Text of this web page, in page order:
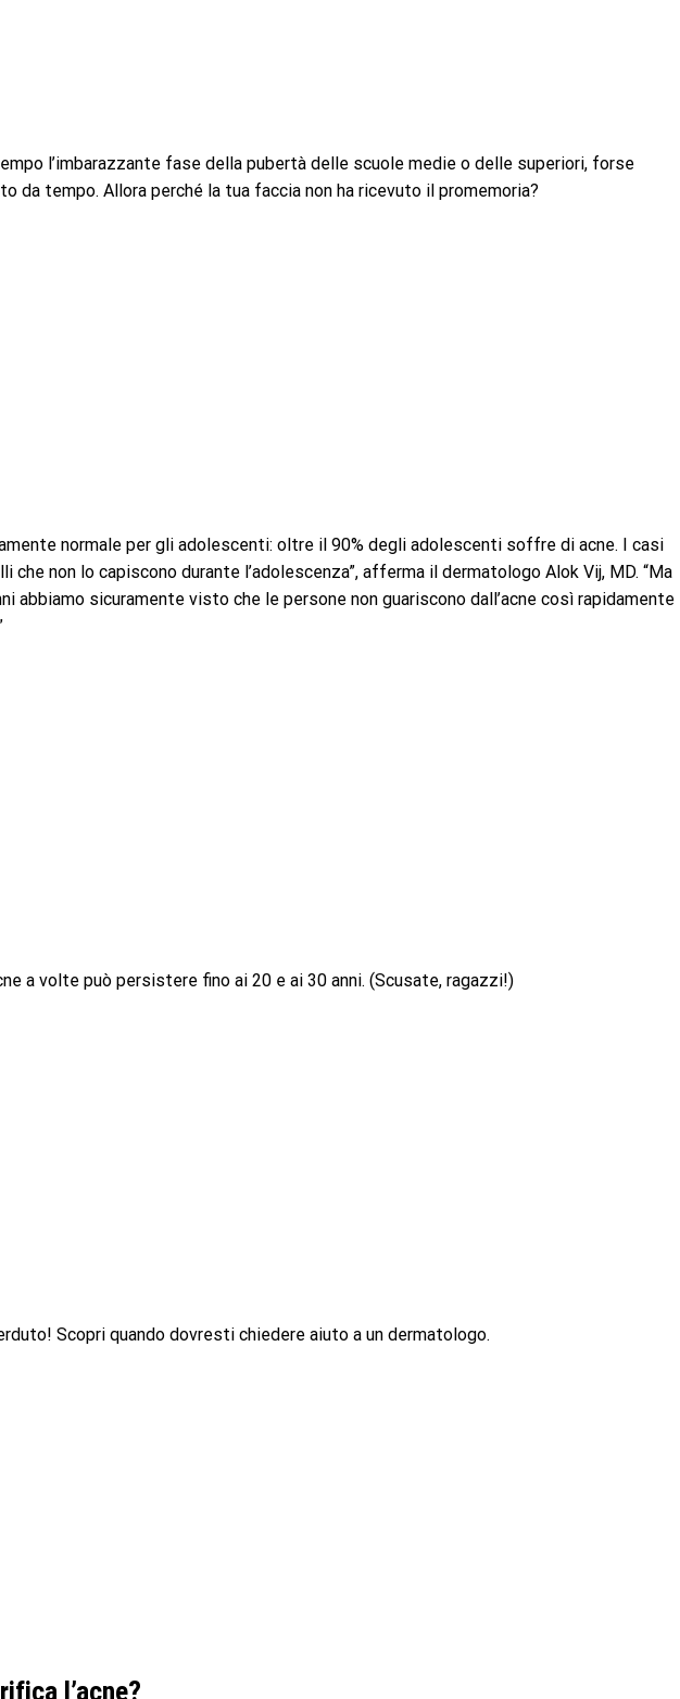
l’imbarazzante fase della pubertà delle scuole medie o delle superiori, forse
da tempo. Allora perché la tua faccia non ha ricevuto il promemoria?
normale per gli adolescenti: oltre il 90% degli adolescenti soffre di acne. I casi
che non lo capiscono durante l’adolescenza”, afferma il dermatologo Alok Vij, MD. “Ma
abbiamo sicuramente visto che le persone non guariscono dall’acne così rapidamente
a volte può persistere fino ai 20 e ai 30 anni. (Scusate, ragazzi!)
Scopri quando dovresti chiedere aiuto a un dermatologo.
l’acne?